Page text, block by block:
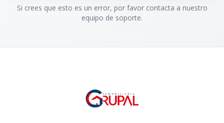
Si crees que esto es un error, por favor contacta a nuestro
equipo de soporte.